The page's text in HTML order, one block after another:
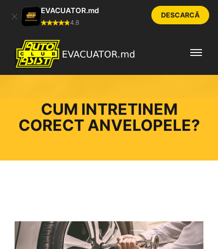
EVACUATOR.md
4.8
DESCARCĂ
CUM INTRETINEM
CORECT ANVELOPELE?